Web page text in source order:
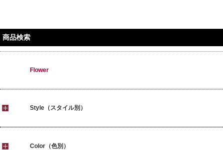
商品検索
Flower
Style（スタイル別）
Color（色別）